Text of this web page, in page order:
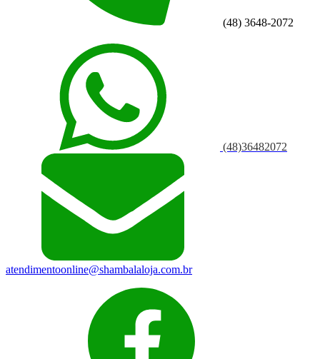
(48) 3648-2072
(48)36482072
atendimentoonline@shambalaloja.com.br